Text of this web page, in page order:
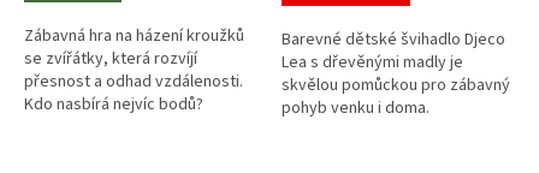
Zábavná hra na házení kroužků
se zvířátky, která rozvíjí
přesnost a odhad vzdálenosti.
Kdo nasbírá nejvíc bodů?
Barevné dětské švihadlo Djeco
Lea s dřevěnými madly je
skvělou pomůckou pro zábavný
pohyb venku i doma.